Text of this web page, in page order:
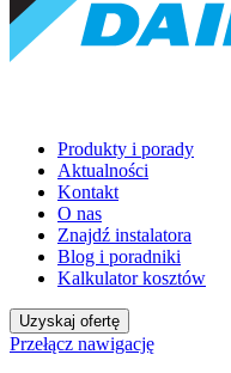
Produkty i porady
Aktualności
Kontakt
O nas
Znajdź instalatora
Blog i poradniki
Kalkulator kosztów
Uzyskaj ofertę
Przełącz nawigację